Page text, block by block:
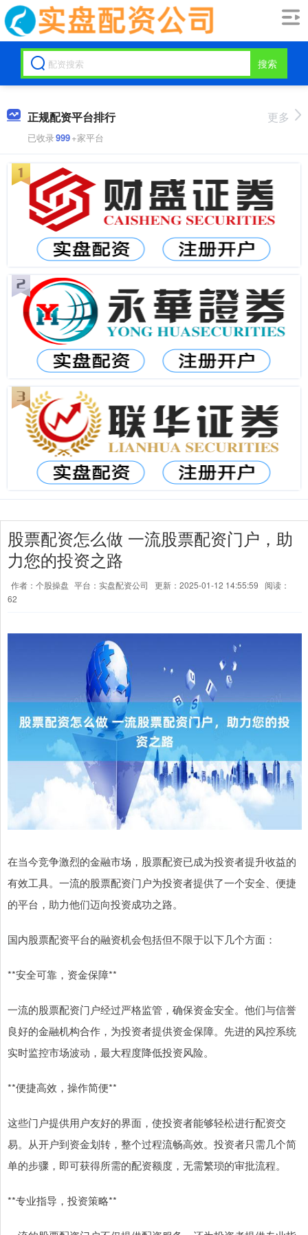
搜索
正规配资平台排行
已收录999+家平台
更多
股票配资怎么做 一流股票配资门户，助
力您的投资之路
作者：个股操盘 平台：实盘配资公司 更新：2025-01-12 14:55:59
阅读：
62
在当今竞争激烈的金融市场，股票配资已成为投资者提升收益的
有效工具。一流的股票配资门户为投资者提供了一个安全、便捷
的平台，助力他们迈向投资成功之路。
国内股票配资平台的融资机会包括但不限于以下几个方面：
**安全可靠，资金保障**
一流的股票配资门户经过严格监管，确保资金安全。他们与信誉
良好的金融机构合作，为投资者提供资金保障。先进的风控系统
实时监控市场波动，最大程度降低投资风险。
**便捷高效，操作简便**
这些门户提供用户友好的界面，使投资者能够轻松进行配资交
易。从开户到资金划转，整个过程流畅高效。投资者只需几个简
单的步骤，即可获得所需的配资额度，无需繁琐的审批流程。
**专业指导，投资策略**